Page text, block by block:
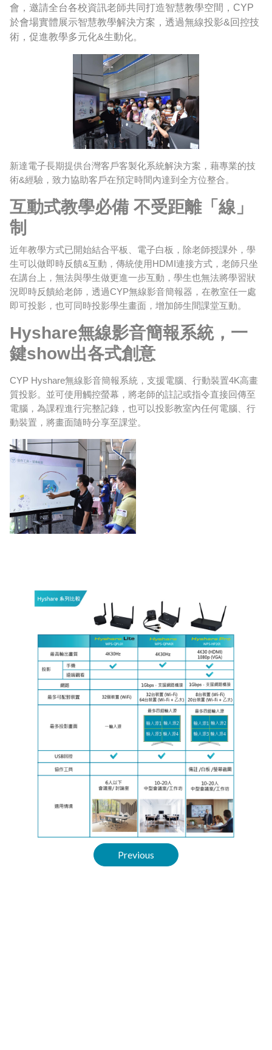
會，邀請全台各校資訊老師共同打造智慧教學空間， CYP
於會場實體展示智慧教學解決方案，透過無線投影&回控技
術，促進教學多元化&生動化。
新達電子長期提供台灣客戶客製化系統解決方案，藉專業的技
術&經驗，致力協助客戶在預定時間內達到全方位整合。
互動式教學必備 不受距離「線」
制
近年教學方式已開始結合平板、電子白板，除老師授課外，學
生可以做即時反饋&互動，傳統使用 HDMI 連接方式，老師只坐
在講台上，無法與學生做更進一步互動，學生也無法將學習狀
況即時反饋給老師，透過CYP無線影音簡報器，在教室任一處
即可投影，也可同時投影學生畫面，增加師生間課堂互動。
Hyshare無線影音簡報系統，一
鍵show出各式創意
CYP Hyshare無線影音簡報系統，支援電腦、行動裝置4K高畫
質投影。並可使用觸控螢幕，將老師的註記或指令直接回傳至
電腦，為課程進行完整記錄，也可以投影教室內任何電腦、行
動裝置，將畫面隨時分享至課堂。
Previous